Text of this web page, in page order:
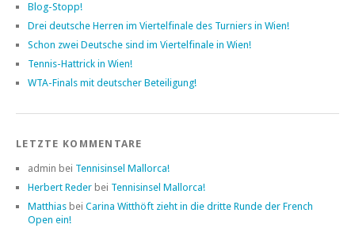
Blog-Stopp!
Drei deutsche Herren im Viertelfinale des Turniers in Wien!
Schon zwei Deutsche sind im Viertelfinale in Wien!
Tennis-Hattrick in Wien!
WTA-Finals mit deutscher Beteiligung!
LETZTE KOMMENTARE
admin bei Tennisinsel Mallorca!
Herbert Reder bei Tennisinsel Mallorca!
Matthias bei Carina Witthöft zieht in die dritte Runde der French
Open ein!